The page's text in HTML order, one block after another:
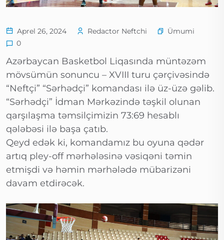
Aprel 26, 2024 Redactor Neftchi
Ümumi
0
Azərbaycan Basketbol Liqasında müntəzəm
mövsümün sonuncu – XVIII turu çərçivəsində
“Neftçi” “Sərhədçi” komandası ilə üz-üzə gəlib.
“Sərhədçi” İdman Mərkəzində təşkil olunan
qarşılaşma təmsilçimizin 73:69 hesablı
qələbəsi ilə başa çatıb.
Qeyd edək ki, komandamız bu oyuna qədər
artıq pley-off mərhələsinə vəsiqəni təmin
etmişdi və həmin mərhələdə mübarizəni
davam etdirəcək.